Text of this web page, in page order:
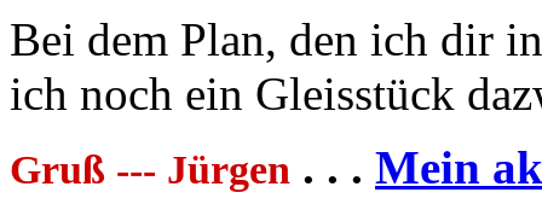
Bei dem Plan, den ich dir
ich noch ein Gleisstück
Gruß --- Jürgen . . . Mein